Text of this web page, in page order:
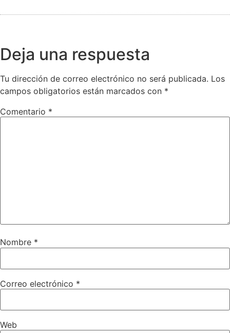
Deja una respuesta
Tu dirección de correo electrónico no será publicada. Los
campos obligatorios están marcados con *
Comentario *
Nombre *
Correo electrónico *
Web